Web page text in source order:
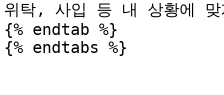
위탁, 사입 등 내 상황에
{% endtab %}